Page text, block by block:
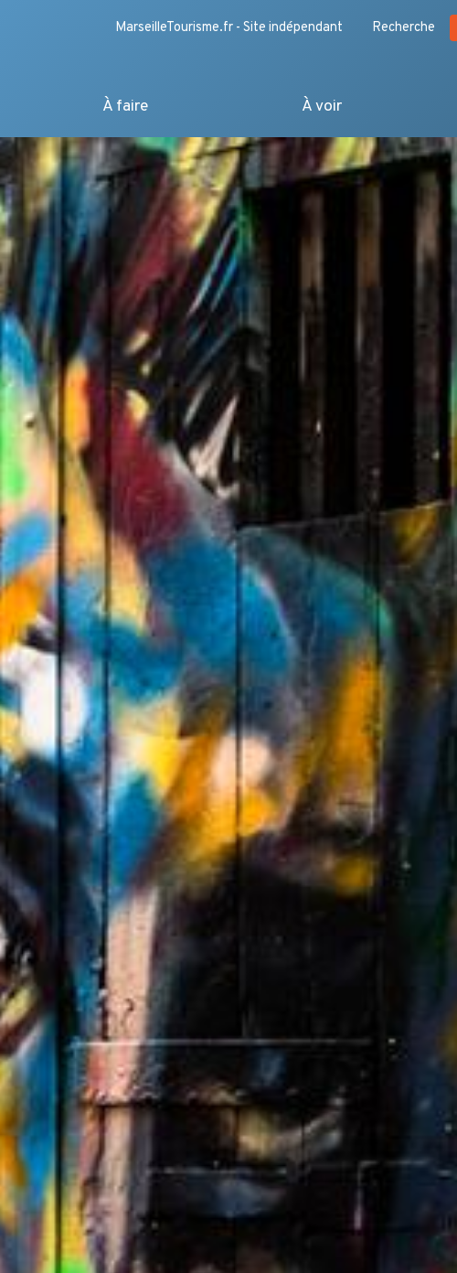
MarseilleTourisme.fr - Site indépendant Recherche
À faire À voir